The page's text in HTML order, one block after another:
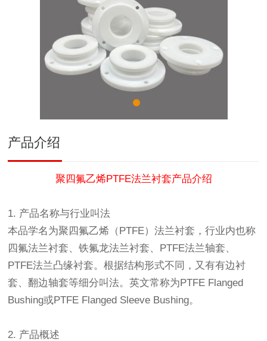
产品介绍
聚四氟乙烯PTFE法兰衬套产品介绍
1. 产品名称与行业叫法
本品学名为聚四氟乙烯（PTFE）法兰衬套，行业内也称
四氟法兰衬套、铁氟龙法兰衬套、PTFE法兰轴套、
PTFE法兰凸缘衬套。根据结构形式不同，又有有边衬
套、翻边轴套等细分叫法。英文常称为PTFE Flanged
Bushing或PTFE Flanged Sleeve Bushing。
2. 产品概述